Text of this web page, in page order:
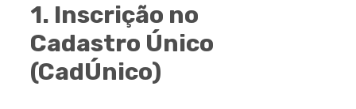
1. Inscrição no
Cadastro Único
(CadÚnico)